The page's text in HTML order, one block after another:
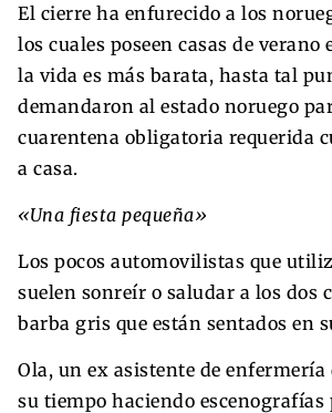
El cierre ha enfurecido a los
los cuales poseen casas de verano
la vida es más barata, hasta tal
demandaron al estado noruego
cuarentena obligatoria requerida
a casa.
«Una fiesta pequeña»
Los pocos automovilistas que
suelen sonreír o saludar a los dos
barba gris que están sentados en
Ola, un ex asistente de enfermería
su tiempo haciendo